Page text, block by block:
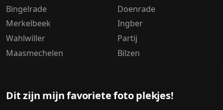
Bingelrade
Merkelbeek
Wahlwiller
Maasmechelen
Doenrade
Ingber
Partij
Bilzen
Dit zijn mijn favoriete foto plekjes!